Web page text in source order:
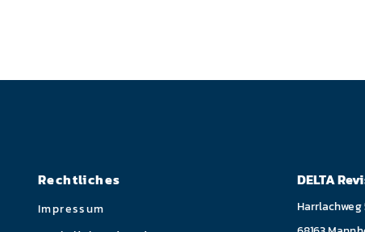
Rechtliches
Impressum
DELTA
Harrlachweg